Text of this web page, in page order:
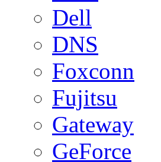
Dell
DNS
Foxconn
Fujitsu
Gateway
GeForce